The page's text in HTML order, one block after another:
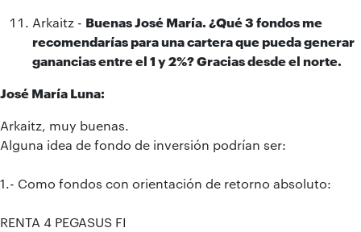
Arkaitz - Buenas José María. ¿Qué 3 fondos me
recomendarías para una cartera que pueda generar
ganancias entre el 1 y 2%? Gracias desde el norte.
José María Luna:
Arkaitz, muy buenas.
Alguna idea de fondo de inversión podrían ser:
1.- Como fondos con orientación de retorno absoluto:
RENTA 4 PEGASUS FI